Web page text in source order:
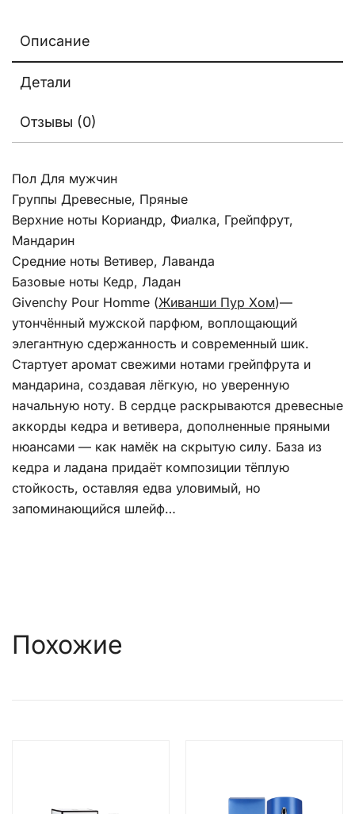
Описание
Детали
Отзывы (0)
Пол Для мужчин
Группы Древесные, Пряные
Верхние ноты Кориандр, Фиалка, Грейпфрут,
Мандарин
Средние ноты Ветивер, Лаванда
Базовые ноты Кедр, Ладан
Givenchy Pour Homme (Живанши Пур Хом)—
утончённый мужской парфюм, воплощающий
элегантную сдержанность и современный шик.
Стартует аромат свежими нотами грейпфрута и
мандарина, создавая лёгкую, но уверенную
начальную ноту. В сердце раскрываются древесные
аккорды кедра и ветивера, дополненные пряными
нюансами — как намёк на скрытую силу. База из
кедра и ладана придаёт композиции тёплую
стойкость, оставляя едва уловимый, но
запоминающийся шлейф…
Похожие